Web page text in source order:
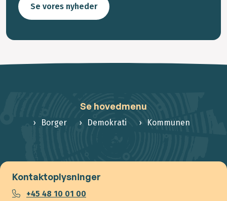
Se vores nyheder
Se hovedmenu
Borger Demokrati Kommunen
Kontaktoplysninger
+45 48 10 01 00